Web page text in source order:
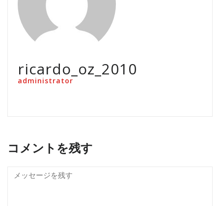
ricardo_oz_2010
administrator
コメントを残す